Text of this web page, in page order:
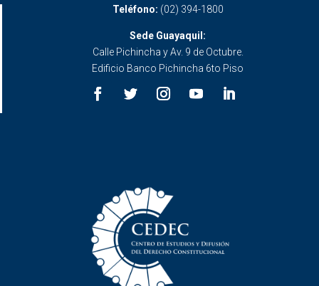
Teléfono: (02) 394-1800
Sede Guayaquil:
Calle Pichincha y Av. 9 de Octubre.
Edificio Banco Pichincha 6to Piso